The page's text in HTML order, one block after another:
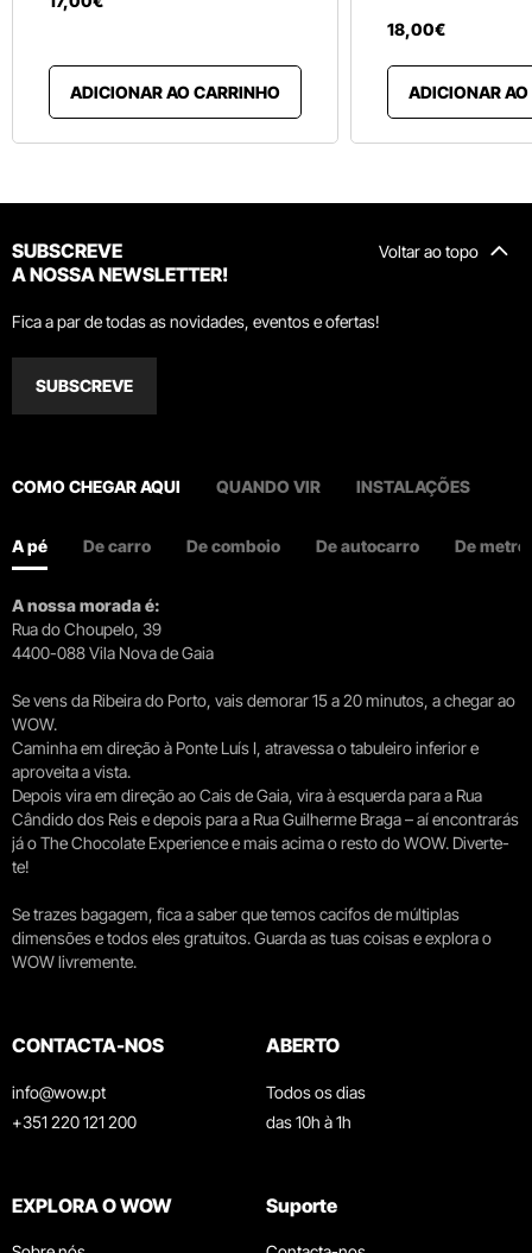
ADICIONAR AO CARRINHO
18,00€
ADICIONAR
Voltar ao topo
SUBSCREVE
A NOSSA NEWSLETTER!
Fica a par de todas as novidades, eventos e ofertas!
SUBSCREVE
COMO CHEGAR AQUI QUANDO VIR INSTALAÇÕES
A pé De carro De comboio De autocarro De metro
A nossa morada é:
Rua do Choupelo, 39
4400-088 Vila Nova de Gaia
Se vens da Ribeira do Porto, vais demorar 15 a 20 minutos, a chegar ao
WOW.
Caminha em direção à Ponte Luís I, atravessa o tabuleiro inferior e
aproveita a vista.
Depois vira em direção ao Cais de Gaia, vira à esquerda para a Rua
Cândido dos Reis e depois para a Rua Guilherme Braga – aí encontrarás
já o The Chocolate Experience e mais acima o resto do WOW. Diverte-
te!
Se trazes bagagem, fica a saber que temos cacifos de múltiplas
dimensões e todos eles gratuitos. Guarda as tuas coisas e explora o
WOW livremente.
CONTACTA-NOS
info@wow.pt
+351 220 121 200
ABERTO
Todos os dias
das 10h à 1h
EXPLORA O WOW Suporte